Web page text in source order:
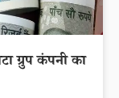
ग्रुप कंपनी का